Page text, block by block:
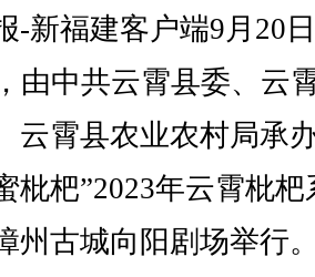
福建客户端9月20
由中共云霄县委、云
云霄县农业农村局承
枇杷”2023年云霄枇杷
州古城向阳剧场举行